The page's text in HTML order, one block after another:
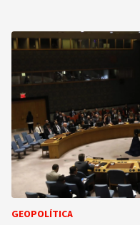
GEOPOLÍTICA